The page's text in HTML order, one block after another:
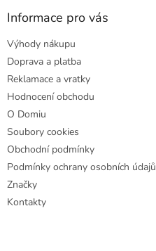
Informace pro vás
Výhody nákupu
Doprava a platba
Reklamace a vratky
Hodnocení obchodu
O Domiu
Soubory cookies
Obchodní podmínky
Podmínky ochrany osobních údajů
Značky
Kontakty